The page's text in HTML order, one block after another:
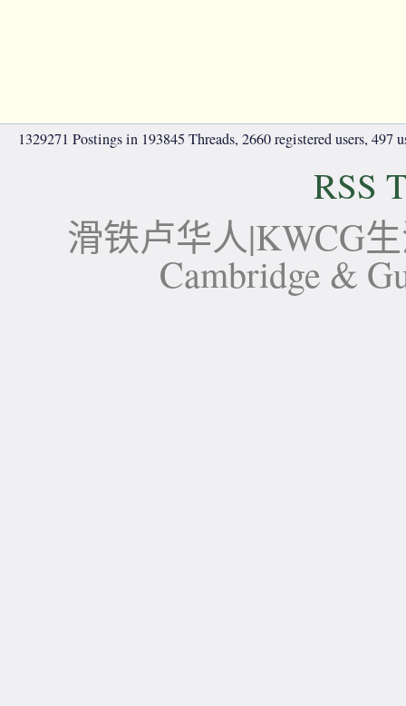
1329271 Postings in 193845 Threads, 2660 registered users, 497
RSS
滑铁卢华人|KWCG
Cambridge &